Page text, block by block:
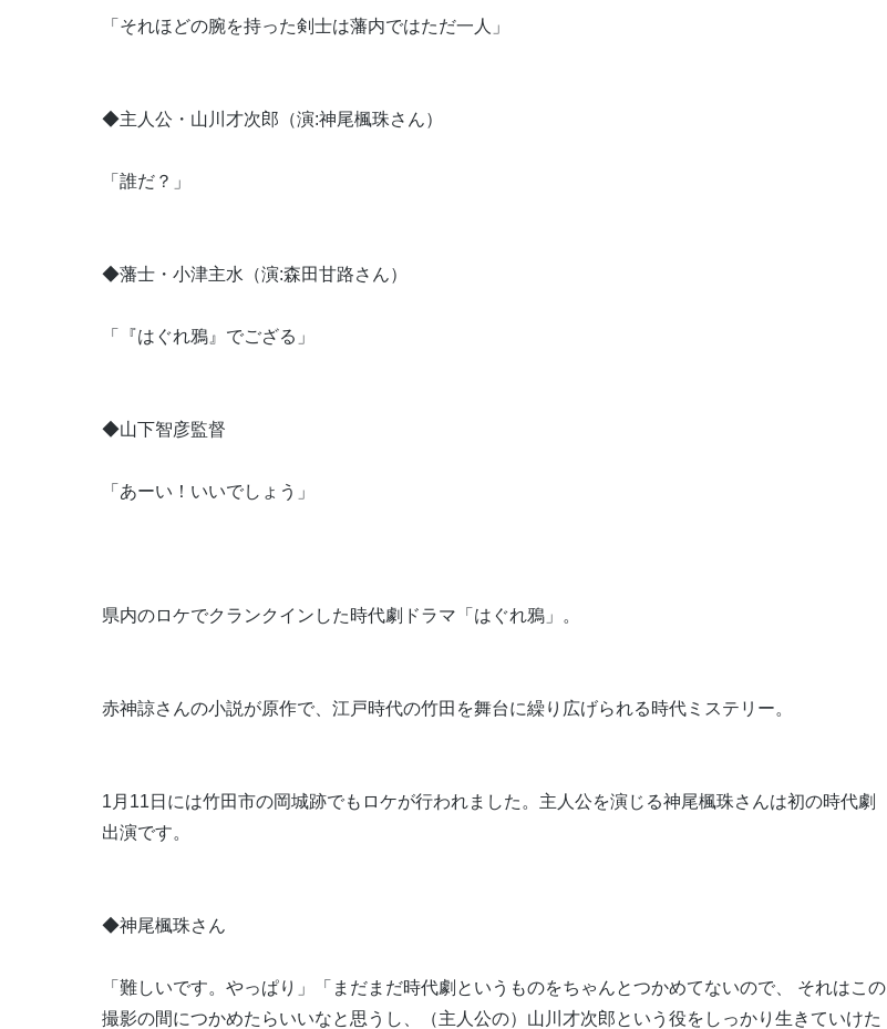
「それほどの腕を持った剣士は藩内ではただ一人」
◆主人公・山川才次郎（演:神尾楓珠さん）
「誰だ？」
◆藩士・小津主水（演:森田甘路さん）
「『はぐれ鴉』でござる」
◆山下智彦監督
「あーい！いいでしょう」
県内のロケでクランクインした時代劇ドラマ「はぐれ鴉」。
赤神諒さんの小説が原作で、江戸時代の竹田を舞台に繰り広げられる時代ミステリー。
1月11日には竹田市の岡城跡でもロケが行われました。主人公を演じる神尾楓珠さんは初の時代劇
出演です。
◆神尾楓珠さん
「難しいです。やっぱり」「まだまだ時代劇というものをちゃんとつかめてないので、 それはこの
撮影の間につかめたらいいなと思うし、（主人公の）山川才次郎という役をしっかり生きていけた